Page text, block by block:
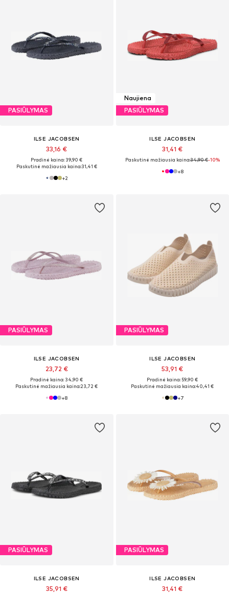
PASIŪLYMAS
ILSE JACOBSEN
33,16 €
Pradinė kaina: 39,90 €
Paskutinė mažiausia kaina:31,41 €
+2
Naujiena
PASIŪLYMAS
ILSE JACOBSEN
31,41 €
Paskutinė mažiausia kaina:34,90 €-10%
+8
PASIŪLYMAS
ILSE JACOBSEN
23,72 €
Pradinė kaina: 34,90 €
Paskutinė mažiausia kaina:23,72 €
+8
PASIŪLYMAS
ILSE JACOBSEN
53,91 €
Pradinė kaina: 59,90 €
Paskutinė mažiausia kaina:40,41 €
+7
PASIŪLYMAS
ILSE JACOBSEN
35,91 €
PASIŪLYMAS
ILSE JACOBSEN
31,41 €